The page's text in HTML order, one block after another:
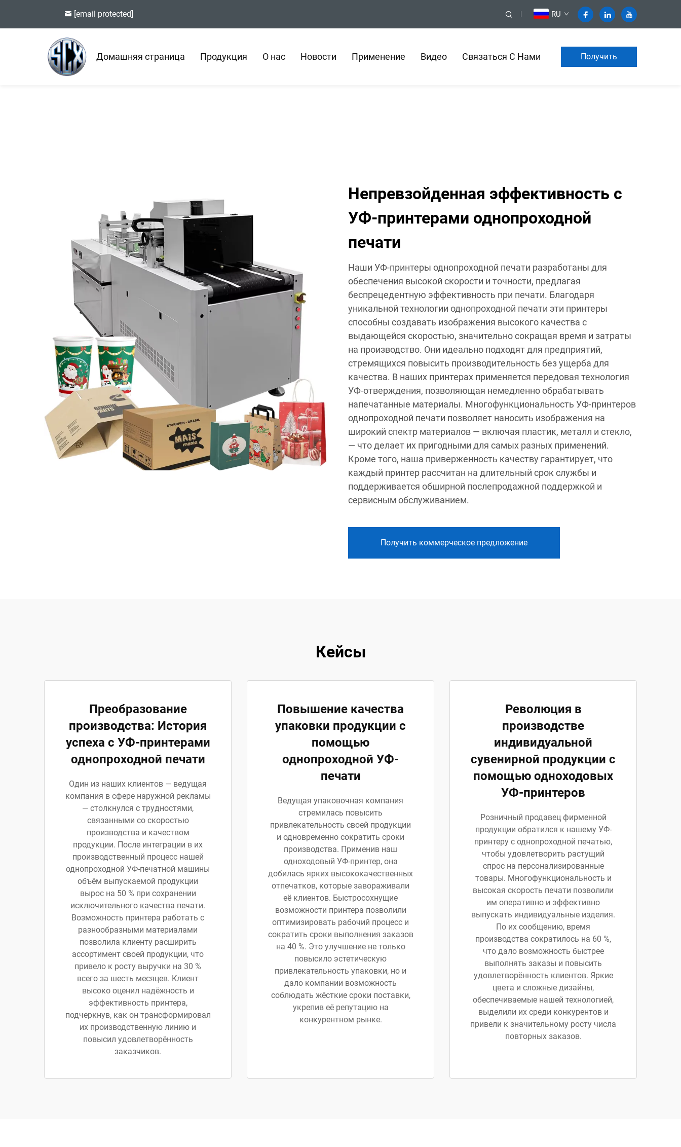
[email protected] RU
Домашняя страница Продукция О нас Новости Применение Видео Связаться С Нами Получить
Непревзойденная эффективность с
УФ-принтерами однопроходной
печати
Наши УФ-принтеры однопроходной печати разработаны для
обеспечения высокой скорости и точности, предлагая
беспрецедентную эффективность при печати. Благодаря
уникальной технологии однопроходной печати эти принтеры
способны создавать изображения высокого качества с
выдающейся скоростью, значительно сокращая время и затраты
на производство. Они идеально подходят для предприятий,
стремящихся повысить производительность без ущерба для
качества. В наших принтерах применяется передовая технология
УФ-отверждения, позволяющая немедленно обрабатывать
напечатанные материалы. Многофункциональность УФ-принтеров
однопроходной печати позволяет наносить изображения на
широкий спектр материалов — включая пластик, металл и стекло,
— что делает их пригодными для самых разных применений.
Кроме того, наша приверженность качеству гарантирует, что
каждый принтер рассчитан на длительный срок службы и
поддерживается обширной послепродажной поддержкой и
сервисным обслуживанием.
Получить коммерческое предложение
Кейсы
Преобразование
производства: История
успеха с УФ-принтерами
однопроходной печати
Один из наших клиентов — ведущая
компания в сфере наружной рекламы
— столкнулся с трудностями,
связанными со скоростью
производства и качеством
продукции. После интеграции в их
производственный процесс нашей
однопроходной УФ-печатной машины
объём выпускаемой продукции
вырос на 50 % при сохранении
исключительного качества печати.
Возможность принтера работать с
разнообразными материалами
позволила клиенту расширить
ассортимент своей продукции, что
привело к росту выручки на 30 %
всего за шесть месяцев. Клиент
высоко оценил надёжность и
эффективность принтера,
подчеркнув, как он трансформировал
их производственную линию и
повысил удовлетворённость
заказчиков.
Повышение качества
упаковки продукции с
помощью
однопроходной УФ-
печати
Ведущая упаковочная компания
стремилась повысить
привлекательность своей продукции
и одновременно сократить сроки
производства. Применив наш
одноходовый УФ-принтер, она
добилась ярких высококачественных
отпечатков, которые завораживали
её клиентов. Быстросохнущие
возможности принтера позволили
оптимизировать рабочий процесс и
сократить сроки выполнения заказов
на 40 %. Это улучшение не только
повысило эстетическую
привлекательность упаковки, но и
дало компании возможность
соблюдать жёсткие сроки поставки,
укрепив её репутацию на
конкурентном рынке.
Революция в
производстве
индивидуальной
сувенирной продукции с
помощью одноходовых
УФ-принтеров
Розничный продавец фирменной
продукции обратился к нашему УФ-
принтеру с однопроходной печатью,
чтобы удовлетворить растущий
спрос на персонализированные
товары. Многофункциональность и
высокая скорость печати позволили
им оперативно и эффективно
выпускать индивидуальные изделия.
По их сообщению, время
производства сократилось на 60 %,
что дало возможность быстрее
выполнять заказы и повысить
удовлетворённость клиентов. Яркие
цвета и сложные дизайны,
обеспечиваемые нашей технологией,
выделили их среди конкурентов и
привели к значительному росту числа
повторных заказов.